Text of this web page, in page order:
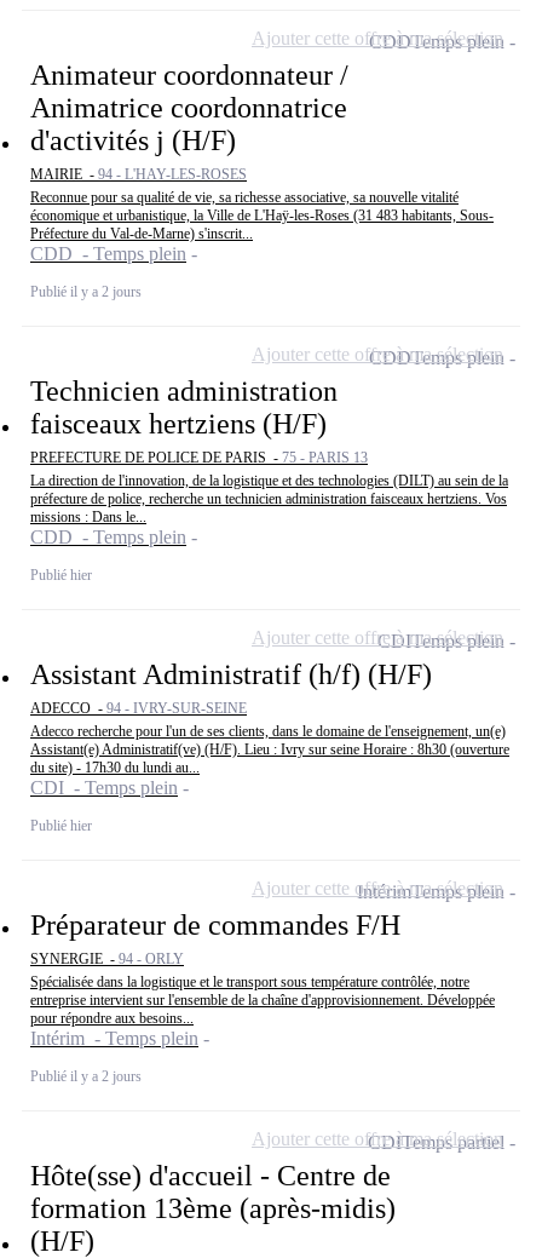
Animateur coordonnateur /
Animatrice coordonnatrice
d'activités j (H/F)
MAIRIE - 94 - L'HAY-LES-ROSES
Reconnue pour sa qualité de vie, sa richesse associative, sa nouvelle vitalité
économique et urbanistique, la Ville de L'Haÿ-les-Roses (31 483 habitants, Sous-
Préfecture du Val-de-Marne) s'inscrit...
CDD - Temps plein
Publié il y a 2 jours
CDDTemps plein
Ajouter cette offre à ma sélection
Technicien administration
faisceaux hertziens (H/F)
PREFECTURE DE POLICE DE PARIS - 75 - PARIS 13
La direction de l'innovation, de la logistique et des technologies (DILT) au sein de la
préfecture de police, recherche un technicien administration faisceaux hertziens. Vos
missions : Dans le...
CDD - Temps plein
Publié hier
CDDTemps plein
Ajouter cette offre à ma sélection
Assistant Administratif (h/f) (H/F)
ADECCO - 94 - IVRY-SUR-SEINE
Adecco recherche pour l'un de ses clients, dans le domaine de l'enseignement, un(e)
Assistant(e) Administratif(ve) (H/F). Lieu : Ivry sur seine Horaire : 8h30 (ouverture
du site) - 17h30 du lundi au...
CDI - Temps plein
Publié hier
CDITemps plein
Ajouter cette offre à ma sélection
Préparateur de commandes F/H
SYNERGIE - 94 - ORLY
Spécialisée dans la logistique et le transport sous température contrôlée, notre
entreprise intervient sur l'ensemble de la chaîne d'approvisionnement. Développée
pour répondre aux besoins...
Intérim - Temps plein
Publié il y a 2 jours
IntérimTemps plein
Ajouter cette offre à ma sélection
Hôte(sse) d'accueil - Centre de
formation 13ème (après-midis)
(H/F)
CDITemps partiel
Ajouter cette offre à ma sélection